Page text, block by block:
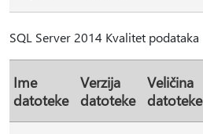
SQL Server 2014 Kvalitet podataka
Ime
datoteke
Verzija
datoteke
Veličina
datoteke